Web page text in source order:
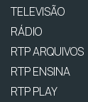
TELEVISÃO
RÁDIO
RTP ARQUIVOS
RTP ENSINA
RTP PLAY